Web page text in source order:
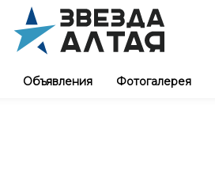
Объявления Фотогалерея